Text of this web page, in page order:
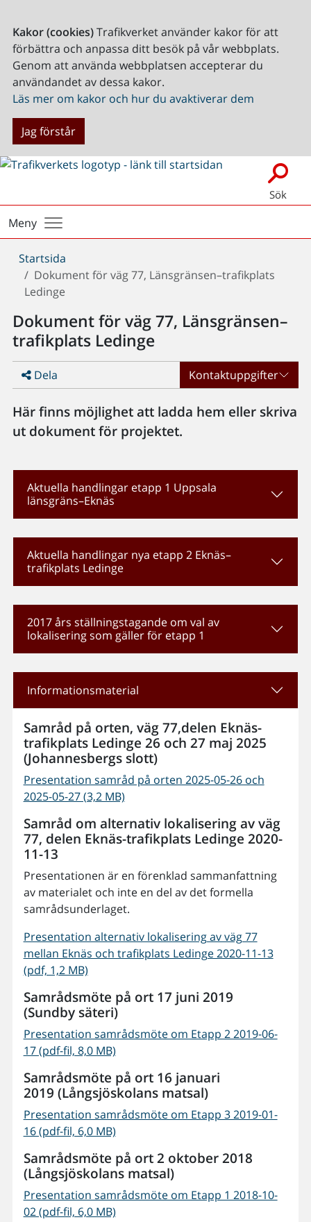
Kakor (cookies)Trafikverket använder kakor för att
förbättra och anpassa ditt besök på vår webbplats.
Genom att använda webbplatsen accepterar du
användandet av dessa kakor.
Läs mer om kakor och hur du avaktiverar dem
Jag förstår
Sök
Meny
Du
är
här:
Startsida
Dokument för väg 77, Länsgränsen–trafikplats
Ledinge
Dokument för väg 77, Länsgränsen–
trafikplats Ledinge
Dela Kontaktuppgifter
Här finns möjlighet att ladda hem eller skriva
ut dokument för projektet.
Aktuella handlingar etapp 1 Uppsala
länsgräns–Eknäs
Aktuella handlingar nya etapp 2 Eknäs–
trafikplats Ledinge
2017 års ställningstagande om val av
lokalisering som gäller för etapp 1
Informationsmaterial
Samråd på orten, väg 77,delen Eknäs-
trafikplats Ledinge 26 och 27 maj 2025
(Johannesbergs slott)
Presentation samråd på orten 2025-05-26 och
2025-05-27 (3,2 MB)
Samråd om alternativ lokalisering av väg
77, delen Eknäs-trafikplats Ledinge 2020-
11-13
Presentationen är en förenklad sammanfattning
av materialet och inte en del av det formella
samrådsunderlaget.
Presentation alternativ lokalisering av väg 77
mellan Eknäs och trafikplats Ledinge 2020-11-13
(pdf, 1,2 MB)
Samrådsmöte på ort 17 juni 2019
(Sundby säteri)
Presentation samrådsmöte om Etapp 2 2019-06-
17 (pdf-fil, 8,0 MB)
Samrådsmöte på ort 16 januari
2019 (Långsjöskolans matsal)
Presentation samrådsmöte om Etapp 3 2019-01-
16 (pdf-fil, 6,0 MB)
Samrådsmöte på ort 2 oktober 2018
(Långsjöskolans matsal)
Presentation samrådsmöte om Etapp 1 2018-10-
02 (pdf-fil, 6,0 MB)